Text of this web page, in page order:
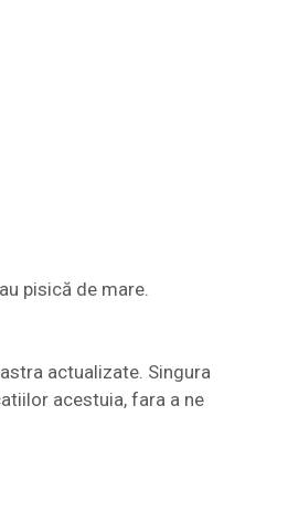
pisică de mare.
actualizate. Singura
acestuia, fara a ne